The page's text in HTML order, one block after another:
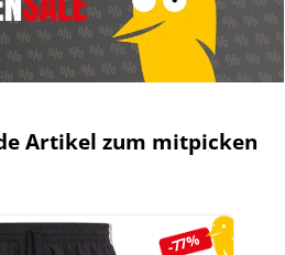
Artikel zum mitpicken
-77%